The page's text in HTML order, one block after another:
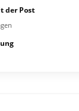
der Post